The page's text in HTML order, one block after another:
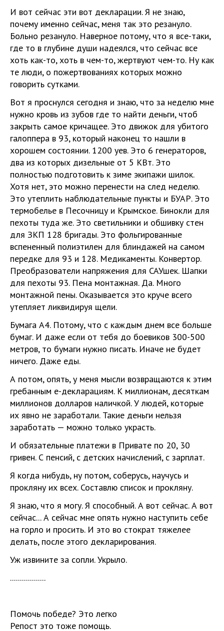
И вот сейчас эти вот декларации. Я не знаю,
почему именно сейчас, меня так это резануло.
Больно резануло. Наверное потому, что я все-таки,
где то в глубине души надеялся, что сейчас все
хоть как-то, хоть в чем-то, жертвуют чем-то. Ну как
те люди, о пожертвованиях которых можно
говорить сутками.
Вот я проснулся сегодня и знаю, что за неделю мне
нужно кровь из зубов где то найти деньги, чтоб
закрыть самое кричащее. Это движок для убитого
галоппера в 93, который наконец то нашли в
хорошем состоянии. 1200 уев. Это 6 генераторов,
два из которых дизельные от 5 КВт. Это
полностью подготовить к зиме экипажи шилок.
Хотя нет, это можно перенести на след неделю.
Это утеплить наблюдательные пункты и БУАР. Это
термобелье в Песочницу и Крымское. Бинокли для
пехоты туда же. Это светильники и обшивку стен
для ЗКП 128 бригады. Это фольгированные
вспененный полиэтилен для блиндажей на самом
передке для 93 и 128. Медикаменты. Конвертор.
Преобразователи напряжения для САУшек. Шапки
для пехоты 93. Пена монтажная. Да. Много
монтажной пены. Оказывается это круче всего
утепляет ликвидируя щели.
Бумага А4. Потому, что с каждым днем все больше
бумаг. И даже если от тебя до боевиков 300-500
метров, то бумаги нужно писать. Иначе не будет
ничего. Даже еды.
А потом, опять, у меня мысли возвращаются к этим
гребанным е-декларациям. К миллионам, десяткам
миллионов долларов наличкой. У людей, которые
их явно не заработали. Такие деньги нельзя
заработать — можно только украсть.
И обязательные платежи в Привате по 20, 30
гривен. С пенсий, с детских начислений, с зарплат.
Я когда нибудь, ну потом, соберусь, научусь и
прокляну их всех. Составлю список и прокляну.
Я знаю, что я могу. Я способный. А вот сейчас. А вот
сейчас... А сейчас мне опять нужно наступить себе
на горло и просить. И это во стократ тяжелее
делать, после этого декларирования.
Уж извините за сопли. Укрыло.
..................
Помочь победе? Это легко
Репост это тоже помощь.